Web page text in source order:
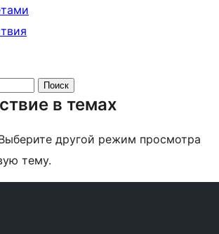
в темах
другой режим просмотра
тему.